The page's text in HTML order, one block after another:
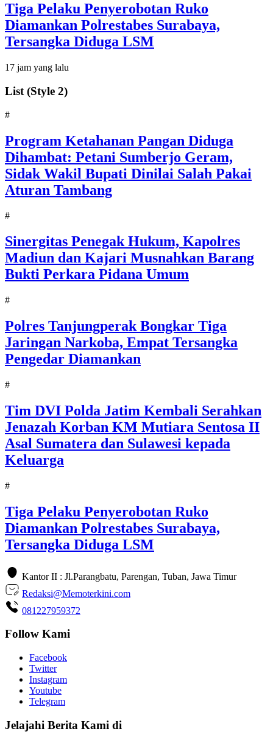
Tiga Pelaku Penyerobotan Ruko
Diamankan Polrestabes Surabaya,
Tersangka Diduga LSM
17 jam yang lalu
List (Style 2)
#
Program Ketahanan Pangan Diduga
Dihambat: Petani Sumberjo Geram,
Sidak Wakil Bupati Dinilai Salah Pakai
Aturan Tambang
#
Sinergitas Penegak Hukum, Kapolres
Madiun dan Kajari Musnahkan Barang
Bukti Perkara Pidana Umum
#
Polres Tanjungperak Bongkar Tiga
Jaringan Narkoba, Empat Tersangka
Pengedar Diamankan
#
Tim DVI Polda Jatim Kembali Serahkan
Jenazah Korban KM Mutiara Sentosa II
Asal Sumatera dan Sulawesi kepada
Keluarga
#
Tiga Pelaku Penyerobotan Ruko
Diamankan Polrestabes Surabaya,
Tersangka Diduga LSM
Kantor II : Jl.Parangbatu, Parengan, Tuban, Jawa Timur
Redaksi@Memoterkini.com
081227959372
Follow Kami
Facebook
Twitter
Instagram
Youtube
Telegram
Jelajahi Berita Kami di